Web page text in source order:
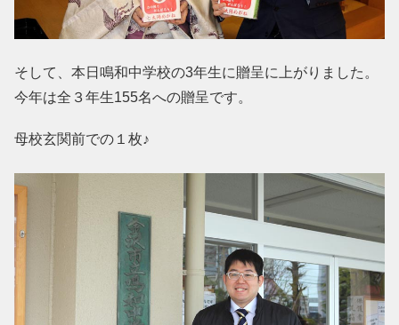
そして、本日鳴和中学校の3年生に贈呈に上がりました。
今年は全３年生155名への贈呈です。
母校玄関前での１枚♪